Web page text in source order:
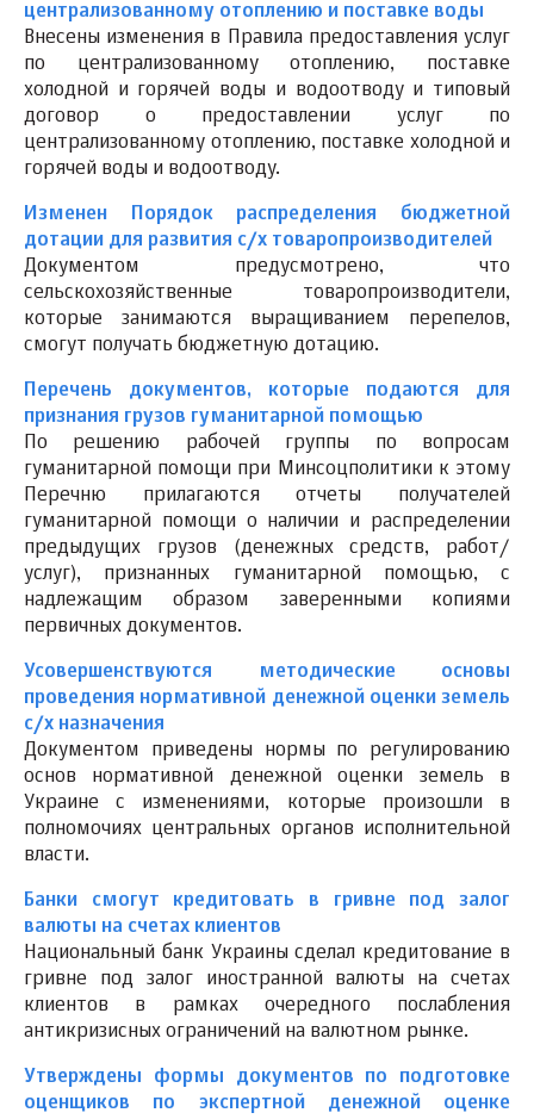
централизованному отоплению и поставке воды
Внесены изменения в Правила предоставления услуг
по централизованному отоплению, поставке
холодной и горячей воды и водоотводу и типовый
договор о предоставлении услуг по
централизованному отоплению, поставке холодной и
горячей воды и водоотводу.
Изменен Порядок распределения бюджетной
дотации для развития с/х товаропроизводителей
Документом предусмотрено, что
сельскохозяйственные товаропроизводители,
которые занимаются выращиванием перепелов,
смогут получать бюджетную дотацию.
Перечень документов, которые подаются для
признания грузов гуманитарной помощью
По решению рабочей группы по вопросам
гуманитарной помощи при Минсоцполитики к этому
Перечню прилагаются отчеты получателей
гуманитарной помощи о наличии и распределении
предыдущих грузов (денежных средств, работ/
услуг), признанных гуманитарной помощью, с
надлежащим образом заверенными копиями
первичных документов.
Усовершенствуются методические основы
проведения нормативной денежной оценки земель
с/х назначения
Документом приведены нормы по регулированию
основ нормативной денежной оценки земель в
Украине с изменениями, которые произошли в
полномочиях центральных органов исполнительной
власти.
Банки смогут кредитовать в гривне под залог
валюты на счетах клиентов
Национальный банк Украины сделал кредитование в
гривне под залог иностранной валюты на счетах
клиентов в рамках очередного послабления
антикризисных ограничений на валютном рынке.
Утверждены формы документов по подготовке
оценщиков по экспертной денежной оценке